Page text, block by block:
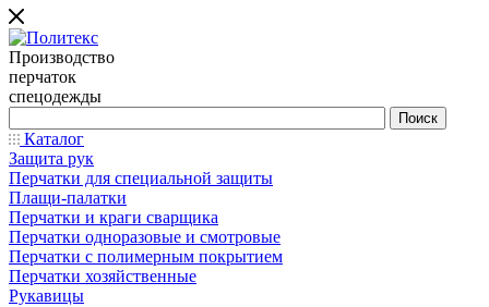
Производство
перчаток
спецодежды
Каталог
Защита рук
Перчатки для специальной защиты
Плащи-палатки
Перчатки и краги сварщика
Перчатки одноразовые и смотровые
Перчатки с полимерным покрытием
Перчатки хозяйственные
Рукавицы